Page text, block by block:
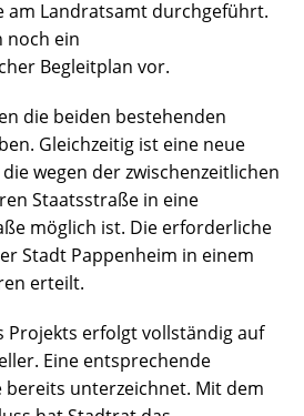
am Landratsamt durchgeführt.
noch ein
Begleitplan vor.
die beiden bestehenden
Gleichzeitig ist eine neue
wegen der zwischenzeitlichen
Staatsstraße in eine
möglich ist. Die erforderliche
Stadt Pappenheim in einem
erteilt.
Projekts erfolgt vollständig auf
Eine entsprechende
unterzeichnet. Mit dem